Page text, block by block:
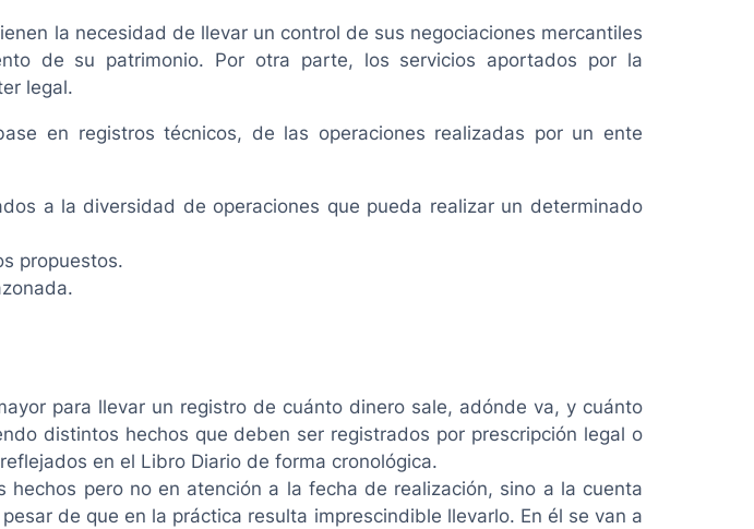
la necesidad de llevar un control de sus negociaciones mercantiles
de su patrimonio. Por otra parte, los servicios aportados por la
legal.
en registros técnicos, de las operaciones realizadas por un ente
a la diversidad de operaciones que pueda realizar un determinado
propuestos.
para llevar un registro de cuánto dinero sale, adónde va, y cuánto
distintos hechos que deben ser registrados por prescripción legal o
en el Libro Diario de forma cronológica.
pero no en atención a la fecha de realización, sino a la cuenta
de que en la práctica resulta imprescindible llevarlo. En él se van a